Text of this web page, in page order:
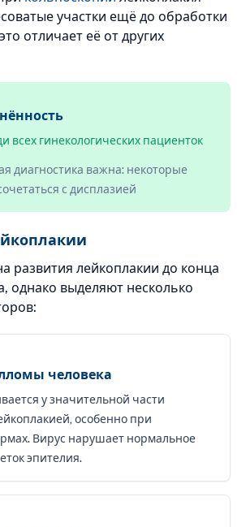
участки ещё до обработки
отличает её от других
всех гинекологических пациенток
диагностика важна: некоторые
с дисплазией
развития лейкоплакии до конца
однако выделяют несколько
человека
у значительной части
особенно при
Вирус нарушает нормальное
эпителия.